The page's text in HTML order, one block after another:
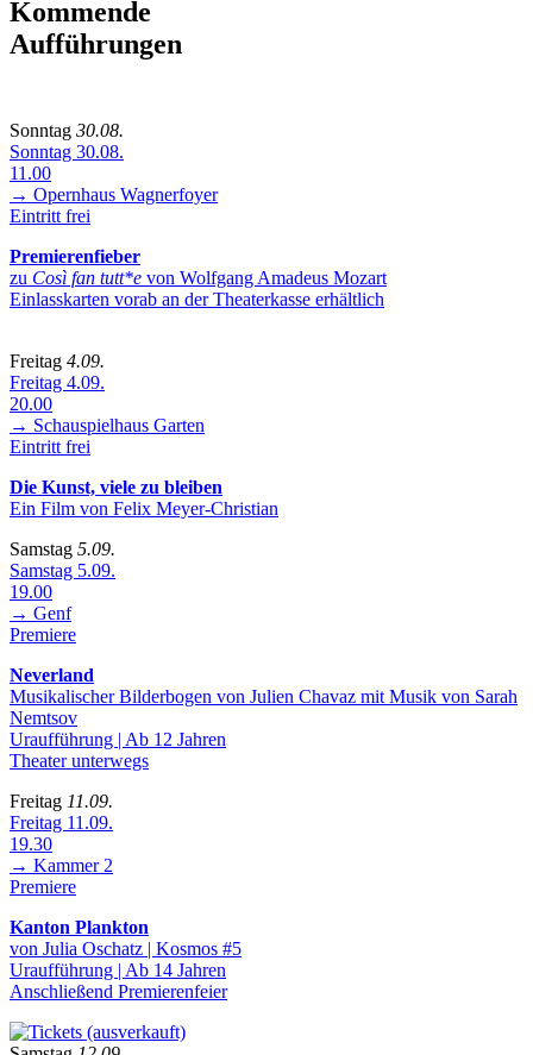
Kommende
Aufführungen
Sonntag 30.08.
Sonntag 30.08.
11.00
→ Opernhaus Wagnerfoyer
Eintritt frei
Premierenfieber
zu Così fan tutt*e von Wolfgang Amadeus Mozart
Einlasskarten vorab an der Theaterkasse erhältlich
Freitag 4.09.
Freitag 4.09.
20.00
→ Schauspielhaus Garten
Eintritt frei
Die Kunst, viele zu bleiben
Ein Film von Felix Meyer-Christian
Samstag 5.09.
Samstag 5.09.
19.00
→ Genf
Premiere
Neverland
Musikalischer Bilderbogen von Julien Chavaz mit Musik von Sarah
Nemtsov
Uraufführung | Ab 12 Jahren
Theater unterwegs
Freitag 11.09.
Freitag 11.09.
19.30
→ Kammer 2
Premiere
Kanton Plankton
von Julia Oschatz | Kosmos #5
Uraufführung | Ab 14 Jahren
Anschließend Premierenfeier